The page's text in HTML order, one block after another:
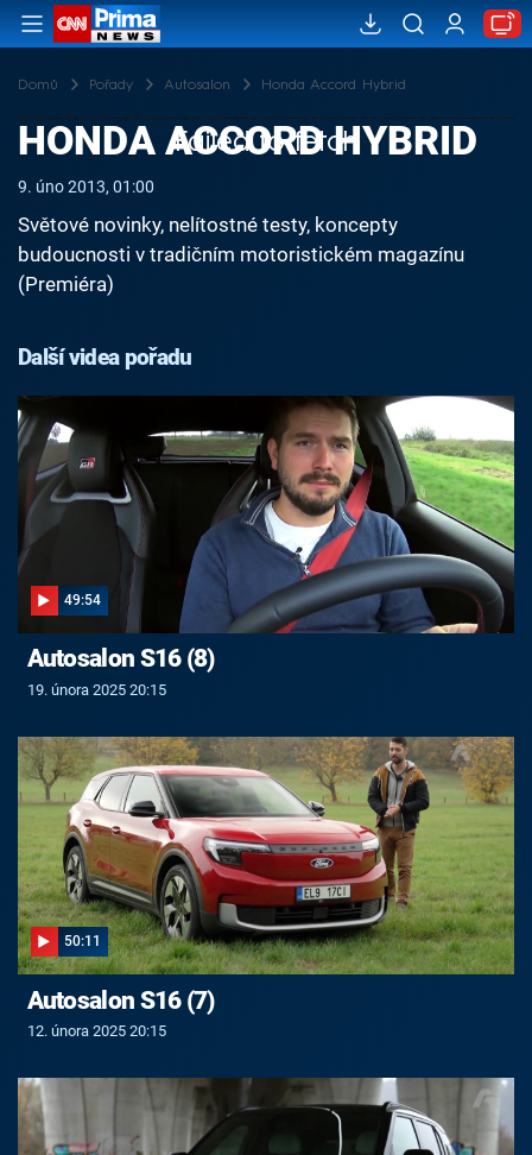
Domů Pořady Autosalon Honda Accord Hybrid
Failed to fetch
HONDA ACCORD HYBRID
9. úno 2013, 01:00
Světové novinky, nelítostné testy, koncepty
budoucnosti v tradičním motoristickém magazínu
(Premiéra)
Další videa pořadu
49:54
Autosalon S16 (8)
19. února 2025 20:15
50:11
Autosalon S16 (7)
12. února 2025 20:15